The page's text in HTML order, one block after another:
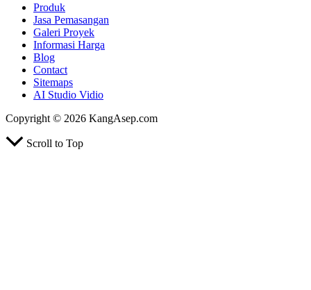
Produk
Jasa Pemasangan
Galeri Proyek
Informasi Harga
Blog
Contact
Sitemaps
AI Studio Vidio
Copyright © 2026 KangAsep.com
Scroll to Top